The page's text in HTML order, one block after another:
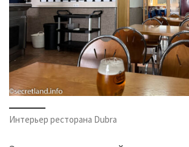
Интерьер ресторана Dubra